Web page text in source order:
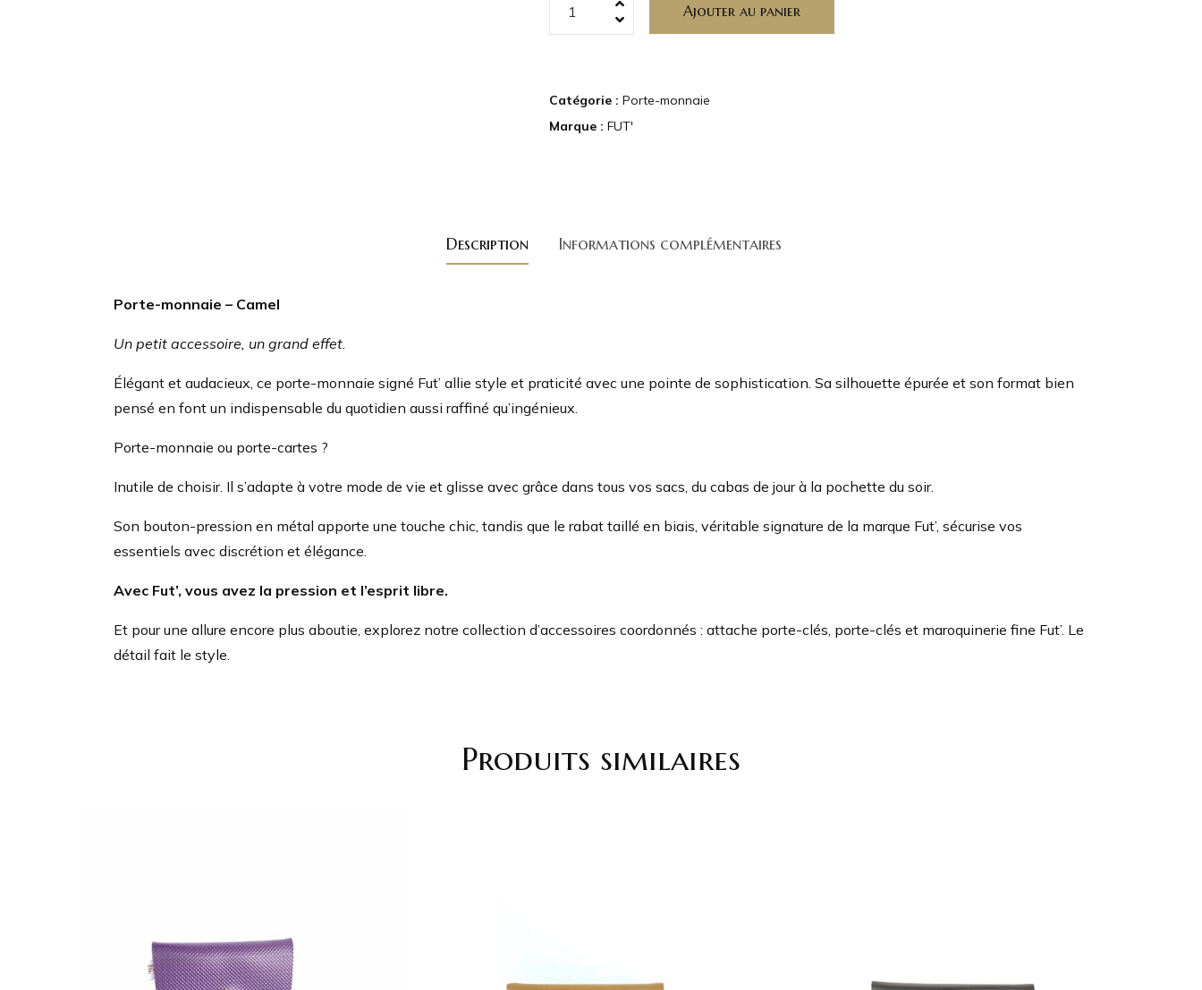
Ajouter au panier
Catégorie : Porte-monnaie
Marque : FUT'
Description Informations complémentaires
Porte-monnaie – Camel
Un petit accessoire, un grand effet.
Élégant et audacieux, ce porte-monnaie signé Fut’ allie style et praticité avec une pointe de sophistication. Sa silhouette épurée et son format bien
pensé en font un indispensable du quotidien aussi raffiné qu’ingénieux.
Porte-monnaie ou porte-cartes ?
Inutile de choisir. Il s’adapte à votre mode de vie et glisse avec grâce dans tous vos sacs, du cabas de jour à la pochette du soir.
Son bouton-pression en métal apporte une touche chic, tandis que le rabat taillé en biais, véritable signature de la marque Fut’, sécurise vos
essentiels avec discrétion et élégance.
Avec Fut’, vous avez la pression et l’esprit libre.
Et pour une allure encore plus aboutie, explorez notre collection d’accessoires coordonnés : attache porte-clés, porte-clés et maroquinerie fine Fut’. Le
détail fait le style.
Produits similaires